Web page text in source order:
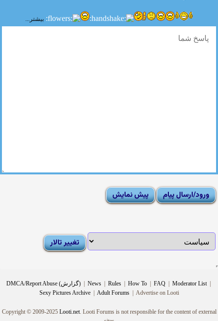
بیشتر...
DMCA/Report Abuse (گزارش) | News | Rules | How To | FAQ | Moderator List |
Sexy Pictures Archive | Adult Forums |Advertise on Looti
Copyright © 2009-2025 Looti.net. Looti Forums is not responsible for the content of external